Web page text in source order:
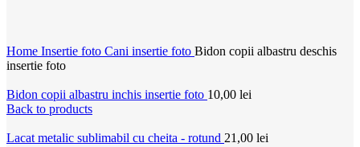
Home Insertie foto Cani insertie foto Bidon copii albastru deschis
insertie foto
Bidon copii albastru inchis insertie foto 10,00 lei
Back to products
Lacat metalic sublimabil cu cheita - rotund 21,00 lei